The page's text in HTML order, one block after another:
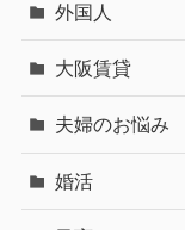
外国人
大阪賃貸
夫婦のお悩み
婚活